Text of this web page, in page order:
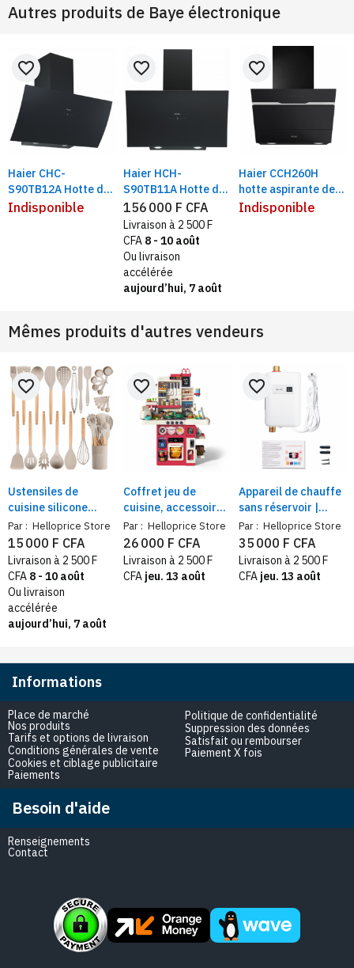
Autres produits de Baye électronique
Haier CHC-
S90TB12A Hotte de
cuisine sensor 90 cm
favorite_border
Indisponible
Haier HCH-
S90TB11A Hotte de
cuisine sensor en
verre 90X60 cm,
cheminée externe,
noire
favorite_border
156 000 F CFA
Livraison à 2 500 F
CFA 8 - 10 août
Ou livraison
accélérée
aujourd’hui, 7 août
Haier CCH260H
hotte aspirante de
cuisine | 3 niveaux
favorite_border
Indisponible
Mêmes produits d'autres vendeurs
Ustensiles de
cuisine silicone
résistant à la
chaleur avec
support – kit de
cuisine moderne,
antiadhésif et
élégant
Par : Helloprice Store
favorite_border
15 000 F CFA
Livraison à 2 500 F
CFA 8 - 10 août
Ou livraison
accélérée
aujourd’hui, 7 août
Coffret jeu de
cuisine, accessoires
réalistes — jouet
interactif, 3ans et
plus
Par : Helloprice Store
favorite_border
26 000 F CFA
Livraison à 2 500 F
CFA jeu. 13 août
Appareil de chauffe
sans réservoir |
chauffe‑eau
instantané
électrique – 3800W,
douche, cuisine
Par : Helloprice Store
favorite_border
35 000 F CFA
Livraison à 2 500 F
CFA jeu. 13 août
Informations
Place de marché
Nos produits
Tarifs et options de livraison
Conditions générales de vente
Cookies et ciblage publicitaire
Paiements
Politique de confidentialité
Suppression des données
Satisfait ou rembourser
Paiement X fois
Besoin d'aide
Renseignements
Contact